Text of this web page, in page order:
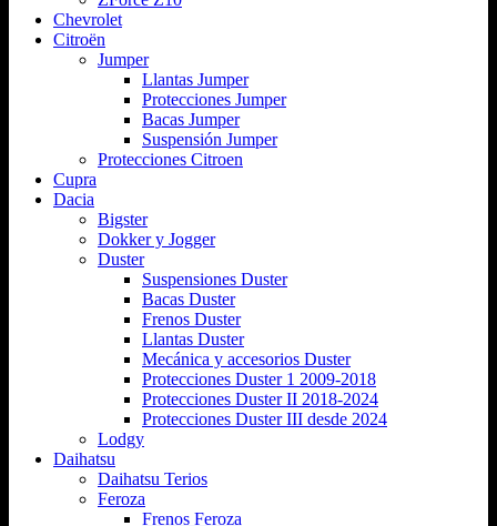
Chevrolet
Citroën
Jumper
Llantas Jumper
Protecciones Jumper
Bacas Jumper
Suspensión Jumper
Protecciones Citroen
Cupra
Dacia
Bigster
Dokker y Jogger
Duster
Suspensiones Duster
Bacas Duster
Frenos Duster
Llantas Duster
Mecánica y accesorios Duster
Protecciones Duster 1 2009-2018
Protecciones Duster II 2018-2024
Protecciones Duster III desde 2024
Lodgy
Daihatsu
Daihatsu Terios
Feroza
Frenos Feroza